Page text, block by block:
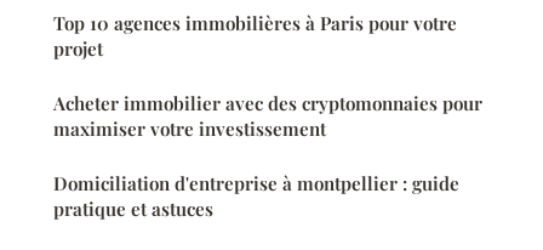
Top 10 agences immobilières à Paris pour votre
projet
Acheter immobilier avec des cryptomonnaies pour
maximiser votre investissement
Domiciliation d'entreprise à montpellier : guide
pratique et astuces